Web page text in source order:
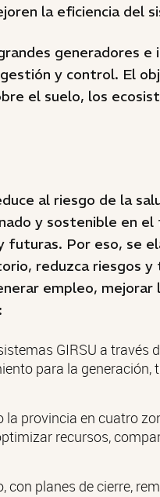
la eficiencia del
generadores e
y control. El
el suelo, los
al riesgo de la
y sostenible en
futuras. Por eso, se
reduzca riesgos
empleo, mejorar
GIRSU a través
para la generación,
provincia en cuatro
recursos,
con planes de cierre,